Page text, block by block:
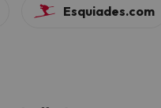
Esquiades.com